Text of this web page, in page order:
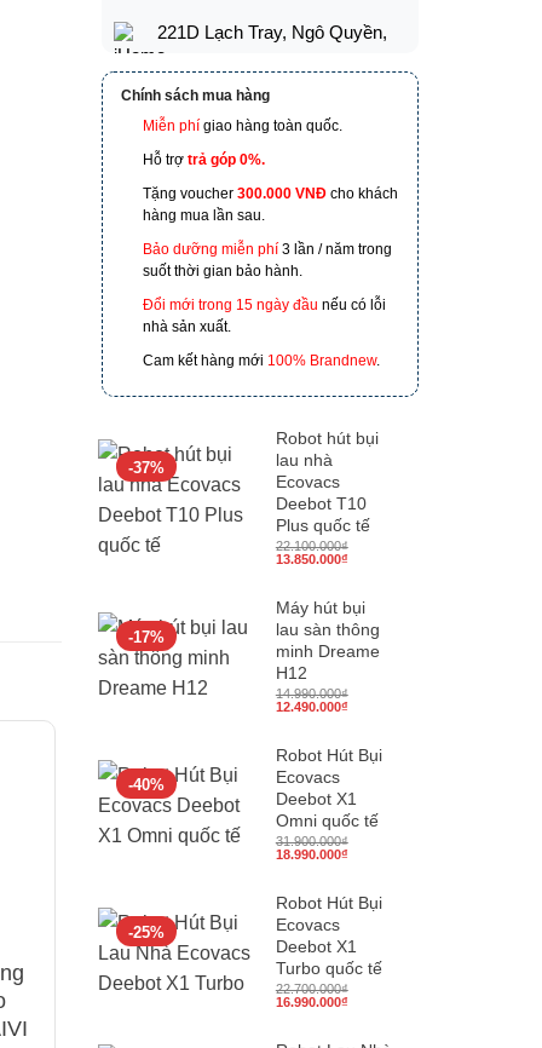
221D Lạch Tray, Ngô Quyền,
173 Nguyễn Thái Bình,
Phường 4, Quận Tân Bình, Hồ
Chí Minh
601 Hoàng Liên, TP Lào Cai
Chính sách mua hàng
Miễn phí giao hàng toàn quốc.
Hỗ trợ trả góp 0%.
Tặng voucher 300.000 VNĐcho khách
hàng mua lần sau.
Bảo dưỡng miễn phí3 lần / năm trong
suốt thời gian bảo hành.
Đổi mới trong 15 ngày đầu nếu có lỗi
nhà sản xuất.
Cam kết hàng mới 100% Brandnew.
Miếng Lau Có Thể
Giặt Được Cho
-37%
Robot hút bụi
lau nhà
Ecovacs
Deebot T10
Plus quốc tế
22.100.000₫
Giá
13.850.000₫Giá
13.850.000₫.
-17%
Máy hút bụi
lau sàn thông
minh Dreame
H12
14.990.000₫
Giá
12.490.000₫Giá
12.490.000₫.
-40%
Robot Hút Bụi
Ecovacs
Deebot X1
Omni quốc tế
31.900.000₫
Giá
18.990.000₫Giá
18.990.000₫.
-25%
Robot Hút Bụi
Ecovacs
Deebot X1
Turbo quốc tế
22.700.000₫
Giá
16.990.000₫Giá